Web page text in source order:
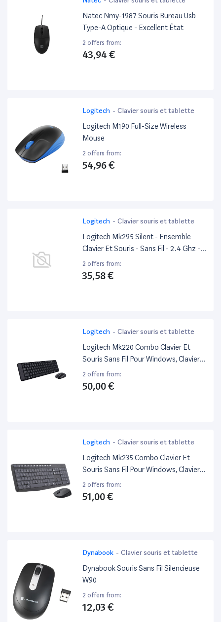
Natec Nmy-1987 Souris Bureau Usb
Type-A Optique - Excellent État
2 offers from:
43,94 €
Logitech - Clavier souris et tablette
Logitech M190 Full-Size Wireless
Mouse
2 offers from:
54,96 €
Logitech - Clavier souris et tablette
Logitech Mk295 Silent - Ensemble
Clavier Et Souris - Sans Fil - 2.4 Ghz -
Qwertz - Allemand - Blanc Cassé
2 offers from:
35,58 €
Logitech - Clavier souris et tablette
Logitech Mk220 Combo Clavier Et
Souris Sans Fil Pour Windows, Clavier
Espagnol Qwerty - Noir
2 offers from:
50,00 €
Logitech - Clavier souris et tablette
Logitech Mk235 Combo Clavier Et
Souris Sans Fil Pour Windows, Clavier
Espagnol Qwerty - Gris
2 offers from:
51,00 €
Dynabook - Clavier souris et tablette
Dynabook Souris Sans Fil Silencieuse
W90
2 offers from:
12,03 €